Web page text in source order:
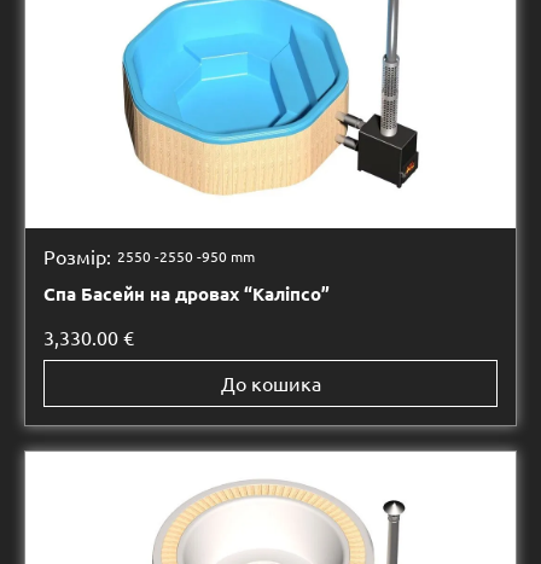
Розмір: 2550 -2550 -950 mm
Спа Басейн на дровах “Каліпсо”
3,330.00 €
До кошика